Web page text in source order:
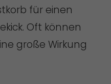
für einen
Oft können
große Wirkung